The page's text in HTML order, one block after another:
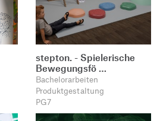
stepton. - Spielerische
Bewegungsfö …
Bachelorarbeiten
Produktgestaltung
PG7